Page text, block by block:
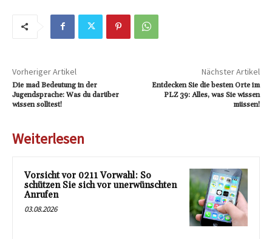
Vorheriger Artikel
Die mad Bedeutung in der
Jugendsprache: Was du darüber
wissen solltest!
Nächster Artikel
Entdecken Sie die besten Orte im
PLZ 39: Alles, was Sie wissen
müssen!
Weiterlesen
Vorsicht vor 0211 Vorwahl: So
schützen Sie sich vor unerwünschten
Anrufen
03.08.2026